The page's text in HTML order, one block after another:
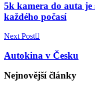
5k kamera do auta
každého počasí
Next Post
Autokina v Česku
Nejnovější články